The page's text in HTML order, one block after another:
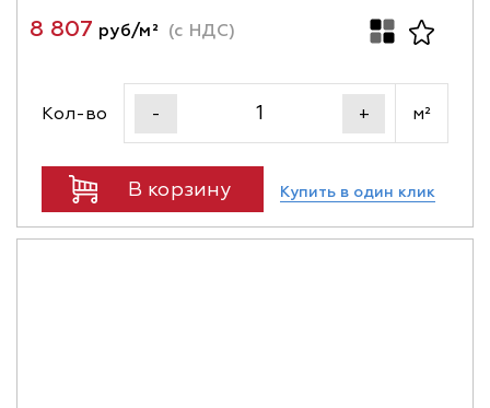
8 807 руб/м² (с НДС)
Кол-во - + м²
В корзину Купить в один клик